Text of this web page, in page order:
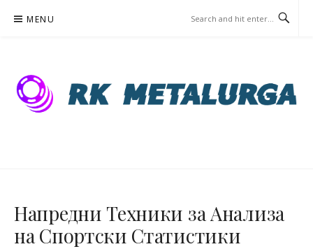
MENU
Напредни Техники за Анализа
на Спортски Статистики